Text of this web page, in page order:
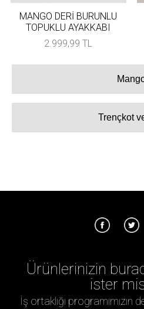
MANGO DERİ BURUNLU
TOPUKLU AYAKKABI
2.999,99 TL
Trençkot
Ürünlerinizin
ister
İş ortaklığı programımızın